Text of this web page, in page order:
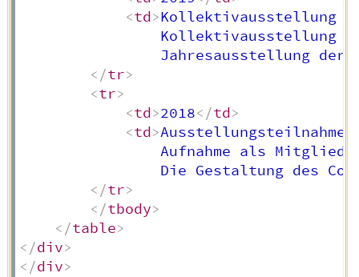
<td>Kollektivausstellung
Kollektivausstellung
Jahresausstellung der
</tr>
<tr>
<td>2018</td>
<td>
Aufnahme als Mitglied
Die Gestaltung des
</tr>
</tbody>
</table>
</div>
</div>